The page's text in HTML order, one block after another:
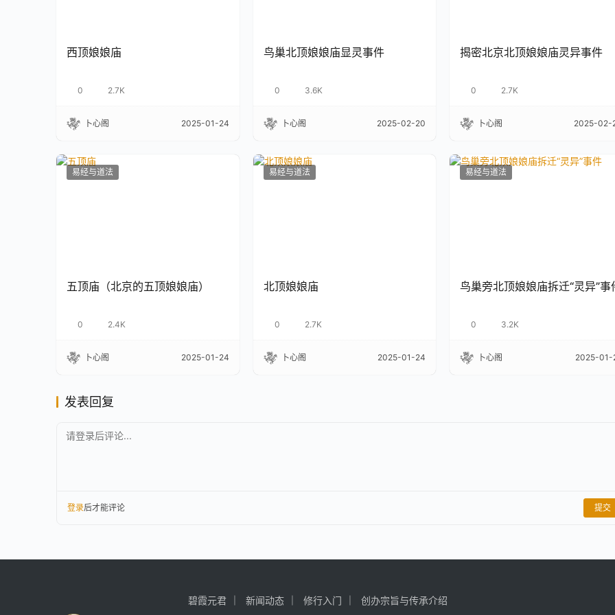
西顶娘娘庙
0 2.7K
卜心阁 2025-01-24
鸟巢北顶娘娘庙显灵事件
0 3.6K
卜心阁 2025-02-20
揭密北京北顶娘娘庙灵异事件
0 2.7K
卜心阁 2025-02-
易经与道法
五顶庙（北京的五顶娘娘庙）
0 2.4K
卜心阁 2025-01-24
易经与道法
北顶娘娘庙
0 2.7K
卜心阁 2025-01-24
易经与道法
鸟巢旁北顶娘娘庙拆迁“灵异”事
0 3.2K
卜心阁 2025-01-
发表回复
请登录后评论...
登录后才能评论 提交
碧霞元君 新闻动态 修行入门 创办宗旨与传承介绍